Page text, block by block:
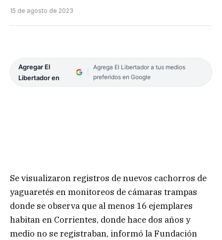
15 de agosto de 2023
Agregar El
Libertador en
Agrega El Libertador a tus medios
preferidos en Google
Se visualizaron registros de nuevos cachorros de
yaguaretés en monitoreos de cámaras trampas
donde se observa que al menos 16 ejemplares
habitan en Corrientes, donde hace dos años y
medio no se registraban, informó la Fundación